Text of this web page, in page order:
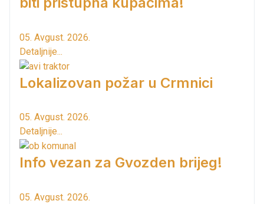
05. Avgust. 2026.
Detaljnije...
Lokalizovan požar u Crmnici
05. Avgust. 2026.
Detaljnije...
Info vezan za Gvozden brijeg!
05. Avgust. 2026.